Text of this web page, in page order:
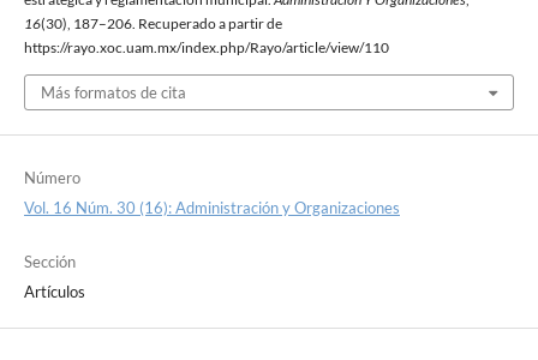
16(30), 187–206. Recuperado a partir de
https://rayo.xoc.uam.mx/index.php/Rayo/article/view/110
Más formatos de cita
Número
Vol. 16 Núm. 30 (16): Administración y Organizaciones
Sección
Artículos